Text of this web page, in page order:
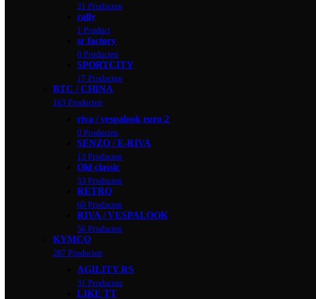
21 Producten
rally
1 Product
sr factory
0 Producten
SPORTCITY
17 Producten
BTC / CHINA
163 Producten
riva / vespalook euro 2
0 Producten
SENZO / E-RIVA
13 Producten
Old classic
33 Producten
RETRO
60 Producten
RIVA / VESPALOOK
56 Producten
KYMCO
287 Producten
AGILITY RS
31 Producten
LIKE TT